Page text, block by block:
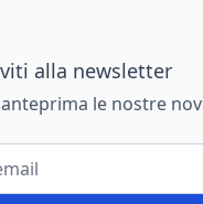
alla newsletter
le nostre